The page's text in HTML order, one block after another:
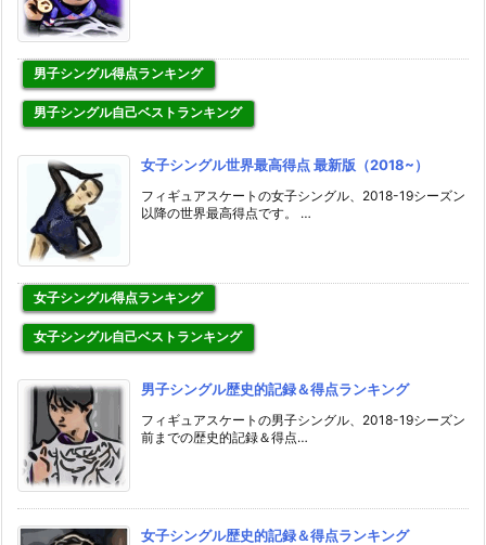
男子シングル得点ランキング
男子シングル自己ベストランキング
女子シングル世界最高得点 最新版（2018~）
フィギュアスケートの女子シングル、2018-19シーズン
以降の世界最高得点です。 …
女子シングル得点ランキング
女子シングル自己ベストランキング
男子シングル歴史的記録＆得点ランキング
フィギュアスケートの男子シングル、2018-19シーズン
前までの歴史的記録＆得点…
女子シングル歴史的記録＆得点ランキング